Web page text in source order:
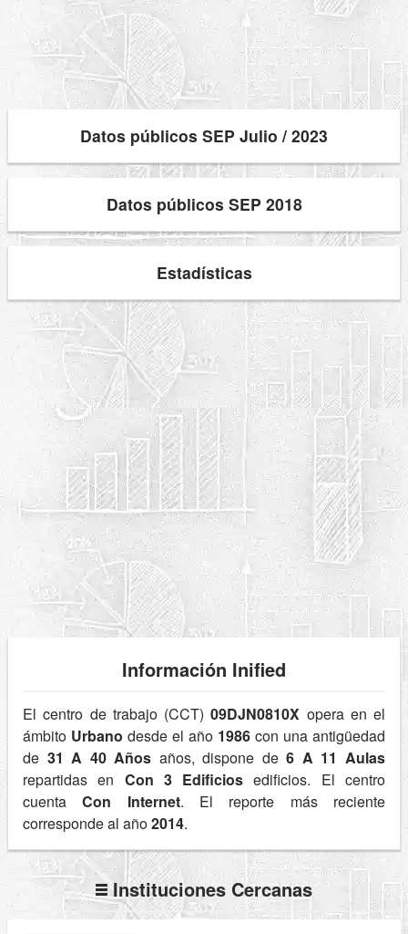
Datos públicos SEP Julio / 2023
Datos públicos SEP 2018
Estadísticas
Información Inified
El centro de trabajo (CCT)09DJN0810X opera en el
ámbito Urbano desde el año 1986 con una antigüedad
de 31 A 40 Años años, dispone de6 A 11 Aulas
repartidas en Con 3 Edificios edificios. El centro
cuentaCon Internet. El reporte más reciente
corresponde al año2014.
Instituciones Cercanas